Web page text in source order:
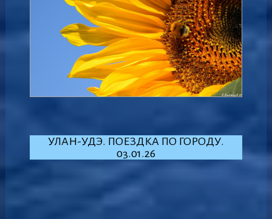
УЛАН-УДЭ. ПОЕЗДКА ПО ГОРОДУ.
03.01.26